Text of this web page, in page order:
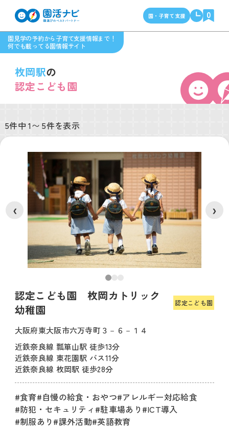
園見学の予約から子育て支援情報まで！
何でも載ってる園情報サイト
園・子育て支援 0
枚岡駅の
認定こども園
5件中 1〜 5件を表示
認定こども園 枚岡カトリック
幼稚園
認定こども園
大阪府東大阪市六万寺町３－６－１４
近鉄奈良線 瓢箪山駅 徒歩13分
近鉄奈良線 東花園駅 バス11分
近鉄奈良線 枚岡駅 徒歩28分
#食育#自慢の給食・おやつ#アレルギー対応給食
#防犯・セキュリティ #駐車場あり #ICT導入
#制服あり #課外活動#英語教育
❮ ❯